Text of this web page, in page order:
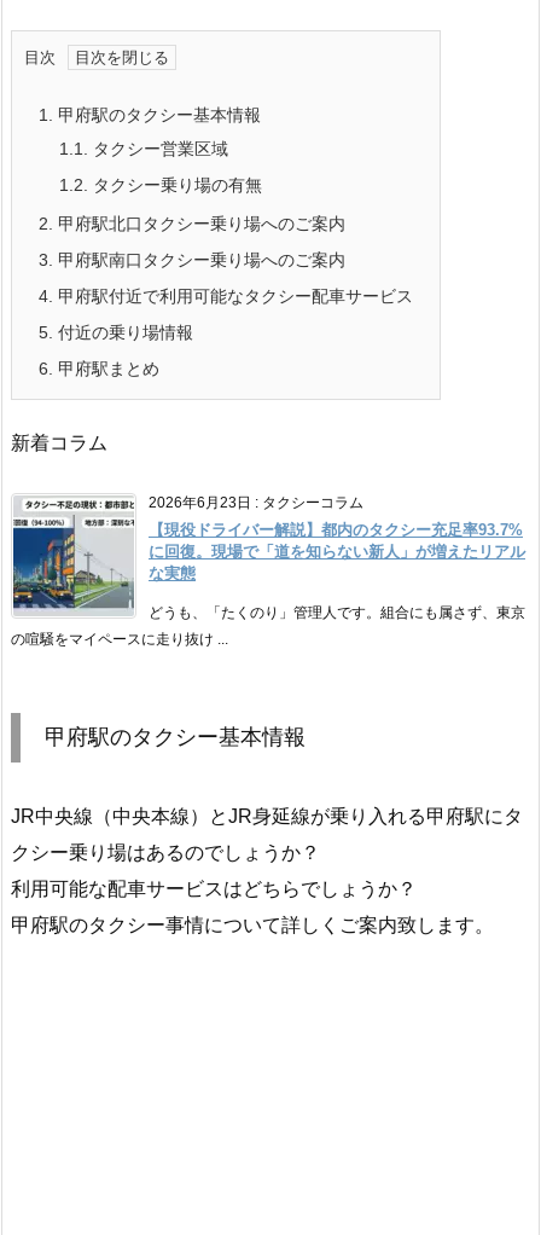
目次
1.
甲府駅のタクシー基本情報
1.1.
タクシー営業区域
1.2.
タクシー乗り場の有無
2.
甲府駅北口タクシー乗り場へのご案内
3.
甲府駅南口タクシー乗り場へのご案内
4. 甲府駅付近で利用可能なタクシー配車サービス
5. 付近の乗り場情報
6.
甲府駅まとめ
新着コラム
2026年6月23日 : タクシーコラム
【現役ドライバー解説】都内のタクシー充足率93.7%
に回復。現場で「道を知らない新人」が増えたリアル
な実態
どうも、「たくのり」管理人です。組合にも属さず、東京
の喧騒をマイペースに走り抜け ...
甲府駅のタクシー基本情報
JR中央線（中央本線）とJR身延線が乗り入れる甲府駅にタ
クシー乗り場はあるのでしょうか？
利用可能な配車サービスはどちらでしょうか？
甲府駅のタクシー事情について詳しくご案内致します。